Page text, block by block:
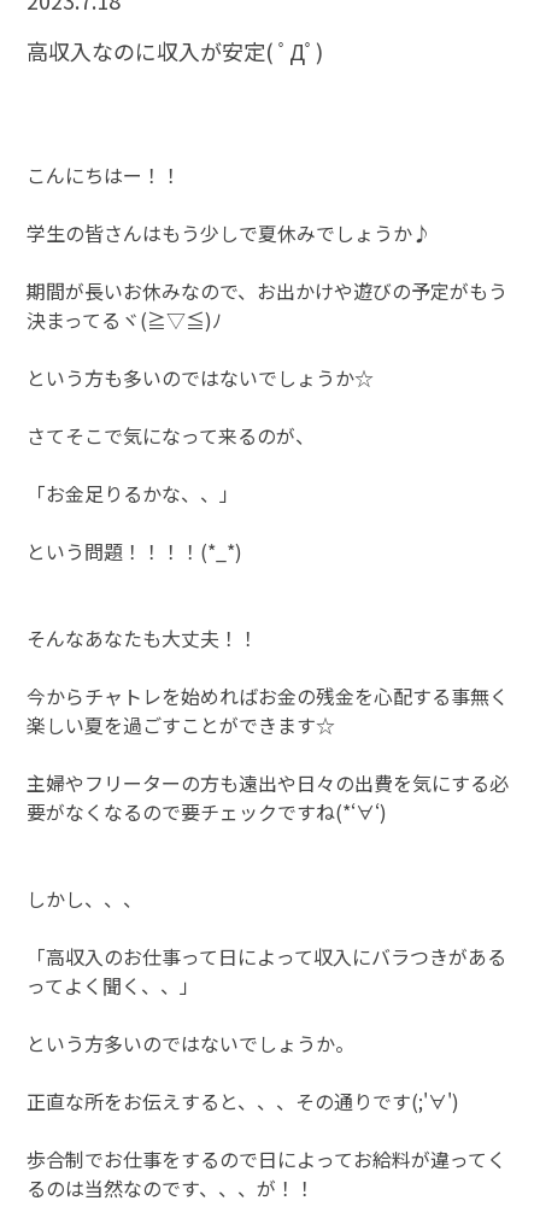
高収入なのに収入が安定( ﾟДﾟ)
こんにちはー！！
学生の皆さんはもう少しで夏休みでしょうか♪
期間が長いお休みなので、お出かけや遊びの予定がもう
決まってるヾ(≧▽≦)ﾉ
という方も多いのではないでしょうか☆
さてそこで気になって来るのが、
「お金足りるかな、、」
という問題！！！！(*_*)
そんなあなたも大丈夫！！
今からチャトレを始めればお金の残金を心配する事無く
楽しい夏を過ごすことができます☆
主婦やフリーターの方も遠出や日々の出費を気にする必
要がなくなるので要チェックですね(*‘∀‘)
しかし、、、
「高収入のお仕事って日によって収入にバラつきがある
ってよく聞く、、」
という方多いのではないでしょうか。
正直な所をお伝えすると、、、その通りです(;'∀')
歩合制でお仕事をするので日によってお給料が違ってく
るのは当然なのです、、、が！！